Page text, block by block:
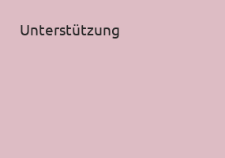
Unterstützung